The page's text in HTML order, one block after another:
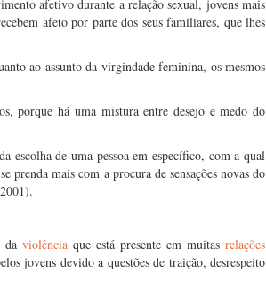
afetivo durante a relação sexual, jovens mais
afeto por parte dos seus familiares, que lhes
ao assunto da virgindade feminina, os mesmos
porque há uma mistura entre desejo e medo do
escolha de uma pessoa em específico, com a qual
prenda mais com a procura de sensações novas do
da violênciaque está presente em muitasrelações
jovens devido a questões de traição, desrespeito